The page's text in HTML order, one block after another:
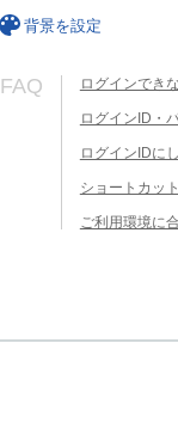
背景を設定
FAQ ログインでき
ログインID・
ログインIDに
ショートカッ
ご利用環境に